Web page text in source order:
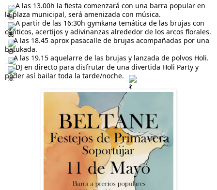
A las 13.00h la fiesta comenzará con una barra popular en
la plaza municipal, será amenizada con música.
A partir de las 16:30h gymkana temática de las brujas con
cánticos, acertijos y adivinanzas alrededor de los arcos florales.
A las 18.45 aprox pasacalle de brujas acompañadas por una
batukada.
A las 19.15 aquelarre de las brujas y lanzada de polvos Holi.
DJ en directo para disfrutar de una divertida Holi Party y
poder así bailar toda la tarde/noche.